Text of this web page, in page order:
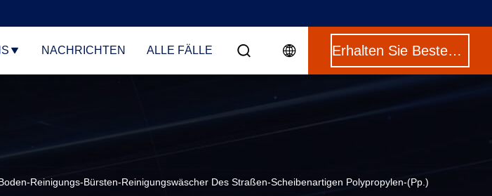
NACHRICHTEN ALLE FÄLLE Erhalten Sie Besten Preis
Reinigungs-Bürsten-Reinigungswäscher Des Straßen-Scheibenartigen Polypropylen-(pp.)